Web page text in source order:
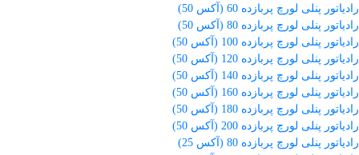
رادیاتور پنلی لورچ پربازده 60 (آکس 50)
رادیاتور پنلی لورچ پربازده 80 (آکس 50)
رادیاتور پنلی لورچ پربازده 100 (آکس 50)
رادیاتور پنلی لورچ پربازده 120 (آکس 50)
رادیاتور پنلی لورچ پربازده 140 (آکس 50)
رادیاتور پنلی لورچ پربازده 160 (آکس 50)
رادیاتور پنلی لورچ پربازده 180 (آکس 50)
رادیاتور پنلی لورچ پربازده 200 (آکس 50)
رادیاتور پنلی لورچ پربازده 80 (آکس 25)